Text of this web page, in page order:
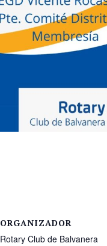
ORGANIZADOR
Rotary Club de Balvanera